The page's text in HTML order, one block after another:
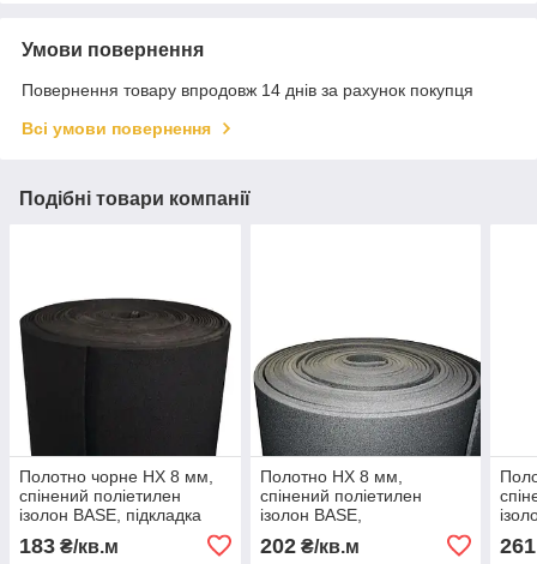
Умови повернення
Повернення товару впродовж 14 днів за рахунок покупця
Всі умови повернення
Подібні товари компанії
Полотно чорне НХ 8 мм,
спінений поліетилен
ізолон BASE, підкладка
теплоізоляційна ширина
1,23м
183 ₴/кв.м
Полотно НХ 8 мм,
спінений поліетилен
ізолон BASE,
теплоізоляційна підкладка
30 кг/м³ ширина 1,23м
202₴/кв.м
30
261